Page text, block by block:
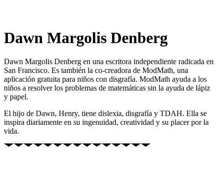
Dawn Margolis Denberg
Dawn Margolis Denberg en una escritora independiente radicada en
San Francisco. Es también la co-creadora de ModMath, una
aplicación gratuita para niños con disgrafía. ModMath ayuda a los
niños a resolver los problemas de matemáticas sin la ayuda de lápiz
y papel.
El hijo de Dawn, Henry, tiene dislexia, disgrafía y TDAH. Ella se
inspira diariamente en su ingenuidad, creatividad y su placer por la
vida.